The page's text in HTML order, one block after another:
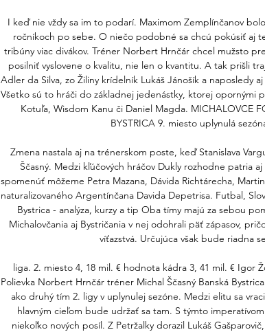
I keď nie vždy sa im to podarí. Maximom Zemplínčanov
ročníkoch po sebe. O niečo podobné sa chcú pokúsiť aj
tribúny viac divákov. Tréner Norbert Hrnčár chcel mužsto
posilniť vyslovene o kvalitu, nie len o kvantitu. A tak prišli
Adler da Silva, zo Žiliny krídelník Lukáš Jánošík a naposledy
Všetko sú to hráči do základnej jedenástky, ktorej opornými
Kotuľa, Wisdom Kanu či Daniel Magda. MICHALOVCE
BYSTRICA 9. miesto uplynulá
Zmena nastala aj na trénerskom poste, keď Stanislava
Ščasný. Medzi kľúčových hráčov Dukly rozhodne patria
spomenúť môžeme Petra Mazana, Dávida Richtárecha,
naturalizovaného Argentínčana Davida Depetrisa. Futbal,
Bystrica - analýza, kurzy a tip Oba tímy majú za sebou
Michalovčania aj Bystričania v nej odohrali päť zápasov,
víťazstvá. Určujúca však bude riadna
liga. 2. miesto 4, 18 mil. € hodnota kádra 3, 41 mil. € Igor
Polievka Norbert Hrnčár tréner Michal Ščasný Banská
ako druhý tím 2. ligy v uplynulej sezóne. Medzi elitu sa
hlavným cieľom bude udržať sa tam. S týmto
niekoľko nových posíl. Z Petržalky dorazil Lukáš